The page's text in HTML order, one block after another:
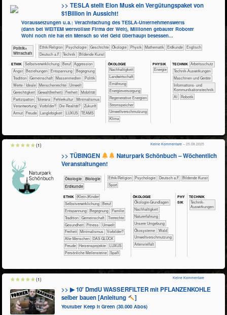
>> TESLA stellt Elon Musk ein Vergütungspaket von
$1Billion in Aussicht!
Voraussetzungen u.a.: Verachtfachung des TESLA-Unternehmenswerts
(dann bei WEITEM wertvollste Firma der Welt), Millionen gebauter Roboter
Wohl noch nie hat ein Mensch so viel Geld überhaupt besessen...
​​​​​​​​​Politik+​
Wirtschaft
​​​​​​​​​​Ethik/​Religion ​​​​​​​​​​Psychologie ​​​​​​​​Geschichte ​​​​​​​​Ökologie ​​​​​​​Physik ​​​​​​Mathematik ​​​​​Erdkunde
​​​​Englisch
​​​Deutsch a.F.
​Technik
Bildende Kunst
ETHIK ​​​​​​​​​​​​​​​​​​​​​​​​​​​​​​​​​​​​​​​​Selbst­verwirklichung ​​​​​​​​​​​​​​​Beruf
​​​​​​​​​​​​​Aggression
​​​​​​​​​​​​​Angst
​​​​​​​​​​​​​Beziehungen ​​​​​​​​​​​​​Entspannung
​​​​​​​​​​​​Begegnung
​​​​​​​​​​​Tradition
​​​​​​​​​​Gemeinschaft ​​​​​​​​​Massenmedien
​​​​​​​​​Politik
​​​​​​​​Werte / Ideale
​​​​​​​Menschenrechte
​​​​​Umwelt
​​​​Gerechtigkeit
​​​​Gewalt(freiheit) ​​​Freiheit
​​​Mobilität
​​​Partizipation
​​​Toleranz ​​Fehlerkultur
​​Minimalismus
​​Verantwortung
​​Vorbilder? ​Die Realität?
​Zukunft
Armut
Freude Langlebigkeit LUXUS TEAMS
ÖKO​LOGIE
​​​​​​​​​​​​​​​Nachhaltigkeit
​​​​​Landwirtschaft
​​​​Ernährung
​​​Energieversorgung
​​​Regenerative Energien
​​​Stromspeicher
​​Umweltverschmutzung
Klima
PHY​SIK
​​Energie
TECH​NIK ​​​​​​Arbeitsschutz
​​​​​​Technik-Auswirkungen
​​​​Maschinen und Geräte
​​​Informations- und
Kommunikationstechnik
​​AI
Robotik
>> TÜBINGEN
Naturpark Schönbuch – Wöchentlich
Veranstaltungen!
​​​​​​​Ökologie
​​​​​​Biologie
​​​​Erdkunde
​​​​​​​​​​Ethik/​Religion ​​​​​​​​​​Psychologie ​​​Deutsch a.F.
Bildende Kunst
Sport
ETHIK (Klein-)Kinder
​​​​​​​​​​​​​​​​​​​​​​​​​​​​​​​​​​​​​​​​Selbst­verwirklichung
​​​​​​​​​​​​​​​Beruf
​​​​​​​​​​​​​Entspannung
​​​​​​​​​​​​Begegnung
​​​​​​​​​​​Familie
​​​​​​​​​​​Tradition
​​​​​​​​​​Gemeinschaft
​​​​​​​​Tierrechte
​​​​​​Gesundheit
​​​​​Fitness
​​​​​Umwelt
​​​Freiheit
​​Minimalismus
​​Vorbilder?
Alte Menschen
DAS GLÜCK
Freude
Herzensprojekte
LUXUS
Persönliche Meilensteine
Spaß
ÖKO​LOGIE
​​​​​​​​​​​​​​​​Ökologie-Grundlagen
​​​​​​​​​​​​​​​Nachhaltigkeit
​​​​​​​​​​​​​Naturerfahrung
​​​​​​​​​​​​​Unsere Umgebung
​​​​​​​​​​​Ökosysteme
​​​​​​​​​​Wald
​​Umweltverschmutzung
Artenvielfalt
PHY​
SIK
TECH​NIK
​​​​​​Technik-
Auswirkungen
Keine Kommentare – 25.08.2025
(1)
>> ▶ 10′ DmdU WASSERFILTER mit PFLANZENKOHLE
selber bauen [Anleitung
]
Youtuber Keep It Green (30.000 Abos)
Keine Kommentare
(1)